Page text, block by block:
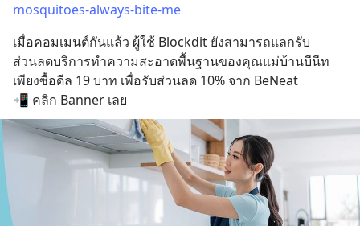
mosquitoes-always-bite-me
เมื่อคอมเมนต์กันแล้ว ผู้ใช้ Blockdit ยังสามารถแลกรับ
ส่วนลดบริการทำความสะอาดพื้นฐานของคุณแม่บ้านบีนีท
เพียงซื้อดีล 19 บาท เพื่อรับส่วนลด 10% จาก BeNeat
📲 คลิก Banner เลย